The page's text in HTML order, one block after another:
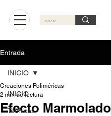
Entrada
INICIO
Técnicas
INICIO
Efecto Marmolado
Creaciones Poliméricas
2 min de lectura